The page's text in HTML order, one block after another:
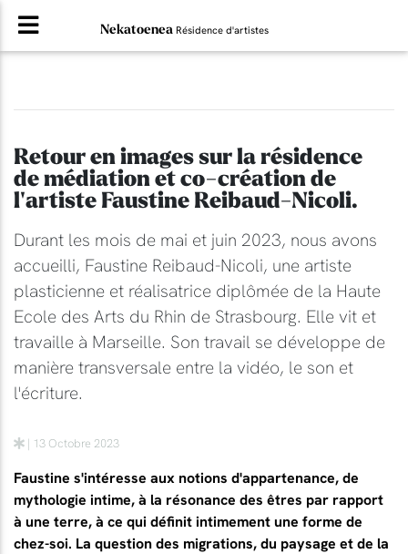
NekatoeneaRésidence d'artistes
Retour en images sur la résidence
de médiation et co-création de
l'artiste Faustine Reibaud-Nicoli.
Durant les mois de mai et juin 2023, nous avons
accueilli, Faustine Reibaud-Nicoli, une artiste
plasticienne et réalisatrice diplômée de la Haute
Ecole des Arts du Rhin de Strasbourg. Elle vit et
travaille à Marseille. Son travail se développe de
manière transversale entre la vidéo, le son et
l'écriture.
| 13 Octobre 2023
Faustine s'intéresse aux notions d'appartenance, de
mythologie intime, à la résonance des êtres par rapport
à une terre, à ce qui définit intimement une forme de
chez-soi. La question des migrations, du paysage et de la